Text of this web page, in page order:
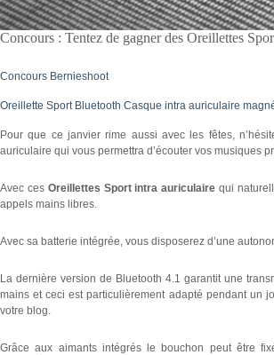
Concours : Tentez de gagner des Oreillettes
Concours Bernieshoot
Oreillette Sport Bluetooth Casque intra auriculaire
Pour que ce janvier rime aussi avec les fêtes,
auriculaire qui vous permettra d’écouter vos musiques
Avec ces Oreillettes Sport intra auriculairequi
appels mains libres.
Avec sa batterie intégrée, vous disposerez d’une
La dernière version de Bluetooth 4.1 garantit une
mains et ceci est particulièrement adapté pendant un
votre blog.
Grâce aux aimants intégrés le bouchon peut être